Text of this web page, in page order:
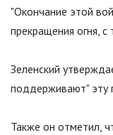
"Окончание этой
прекращения огня,
Зеленский
поддерживают"эту
Также он отметил,